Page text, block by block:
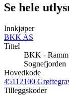
Se hele
Innkjøper
BKK AS
Tittel
BKK -
Sognefjorden
Hovedkode
45112100
Tilleggskoder